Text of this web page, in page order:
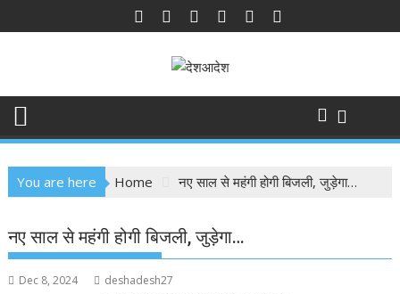
to
You are here Home नए साल से महंगी होगी बिजली, जुड़ेगा…
नए साल से महंगी होगी बिजली, जुड़ेगा…
Dec 8, 2024 deshadesh27